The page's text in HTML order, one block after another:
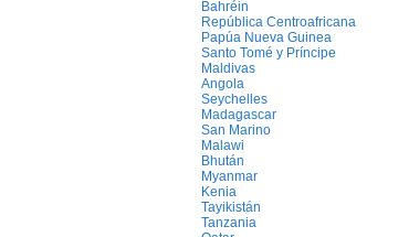
Bahréin
República Centroafricana
Papúa Nueva Guinea
Santo Tomé y Príncipe
Maldivas
Angola
Seychelles
Madagascar
San Marino
Malawi
Bhután
Myanmar
Kenia
Tayikistán
Tanzania